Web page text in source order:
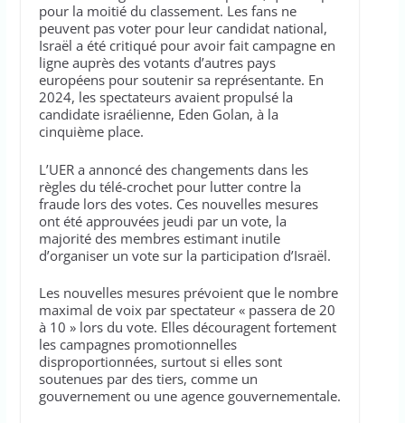
pour la moitié du classement. Les fans ne
peuvent pas voter pour leur candidat national,
Israël a été critiqué pour avoir fait campagne en
ligne auprès des votants d’autres pays
européens pour soutenir sa représentante. En
2024, les spectateurs avaient propulsé la
candidate israélienne, Eden Golan, à la
cinquième place.
L’UER a annoncé des changements dans les
règles du télé-crochet pour lutter contre la
fraude lors des votes. Ces nouvelles mesures
ont été approuvées jeudi par un vote, la
majorité des membres estimant inutile
d’organiser un vote sur la participation d’Israël.
Les nouvelles mesures prévoient que le nombre
maximal de voix par spectateur « passera de 20
à 10 » lors du vote. Elles découragent fortement
les campagnes promotionnelles
disproportionnées, surtout si elles sont
soutenues par des tiers, comme un
gouvernement ou une agence gouvernementale.